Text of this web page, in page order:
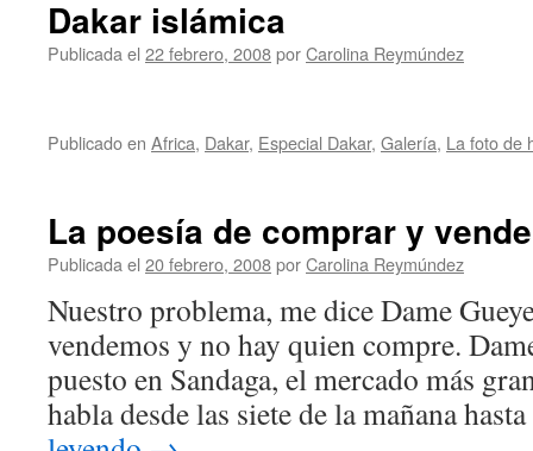
Dakar islámica
Publicada el 22 febrero, 2008porCarolina Reymúndez
Publicado en Africa, Dakar, Especial Dakar, Galería, La foto de
La poesía de comprar y
Publicada el 20 febrero, 2008porCarolina Reymúndez
Nuestro problema, me dice Dame
vendemos y no hay quien compre.
puesto en Sandaga, el mercado más
habla desde las siete de la mañana